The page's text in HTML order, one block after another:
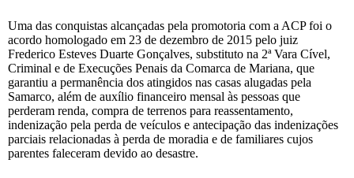
Uma das conquistas alcançadas pela promotoria com a ACP foi o
acordo homologado em 23 de dezembro de 2015 pelo juiz
Frederico Esteves Duarte Gonçalves, substituto na 2ª Vara Cível,
Criminal e de Execuções Penais da Comarca de Mariana, que
garantiu a permanência dos atingidos nas casas alugadas pela
Samarco, além de auxílio financeiro mensal às pessoas que
perderam renda, compra de terrenos para reassentamento,
indenização pela perda de veículos e antecipação das indenizações
parciais relacionadas à perda de moradia e de familiares cujos
parentes faleceram devido ao desastre.